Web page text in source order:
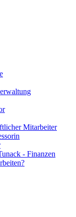
Mitarbeiter
- Finanzen